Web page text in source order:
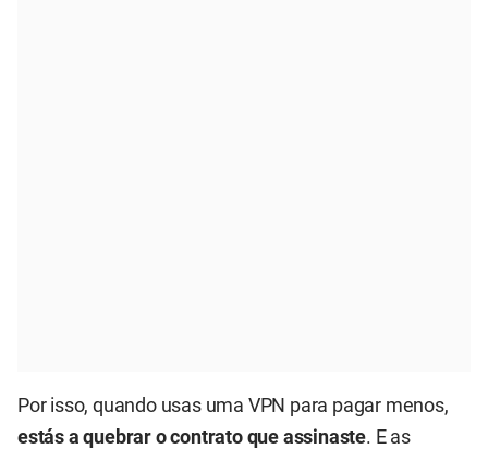
Por isso, quando usas uma VPN para pagar menos,
estás a quebrar o contrato que assinaste. E as